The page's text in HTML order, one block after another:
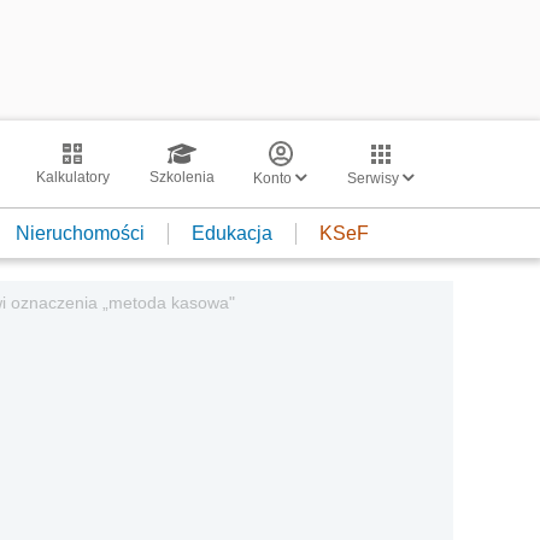
Kalkulatory Szkolenia Konto Serwisy
Nieruchomości Edukacja KSeF
„metoda kasowa"